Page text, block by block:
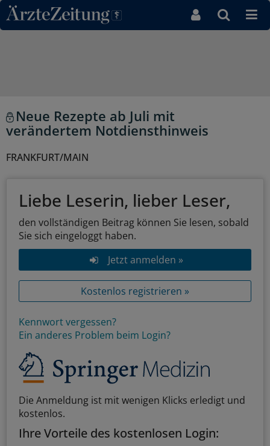
Direkt zum Inhaltsbereich
Neue Rezepte ab Juli mit
verändertem Notdiensthinweis
FRANKFURT/MAIN
Liebe Leserin, lieber Leser,
den vollständigen Beitrag können Sie lesen, sobald
Sie sich eingeloggt haben.
Jetzt anmelden »
Kostenlos registrieren »
Kennwort vergessen?
Ein anderes Problem beim Login?
Die Anmeldung ist mit wenigen Klicks erledigt und
kostenlos.
Ihre Vorteile des kostenlosen Login: